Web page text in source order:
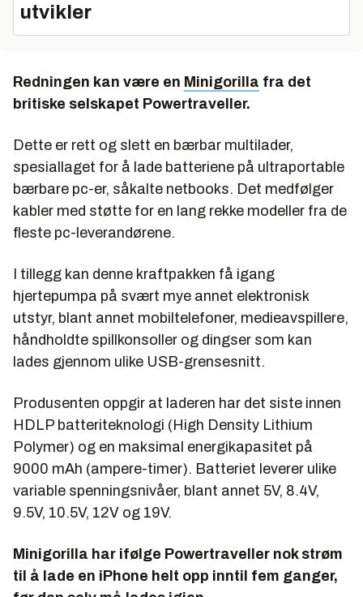
utvikler
Redningen kan være en Minigorilla fra det
britiske selskapet Powertraveller.
Dette er rett og slett en bærbar multilader,
spesiallaget for å lade batteriene på ultraportable
bærbare pc-er, såkalte netbooks. Det medfølger
kabler med støtte for en lang rekke modeller fra de
fleste pc-leverandørene.
I tillegg kan denne kraftpakken få igang
hjertepumpa på svært mye annet elektronisk
utstyr, blant annet mobiltelefoner, medieavspillere,
håndholdte spillkonsoller og dingser som kan
lades gjennom ulike USB-grensesnitt.
Produsenten oppgir at laderen har det siste innen
HDLP batteriteknologi (High Density Lithium
Polymer) og en maksimal energikapasitet på
9000 mAh (ampere-timer). Batteriet leverer ulike
variable spenningsnivåer, blant annet 5V, 8.4V,
9.5V, 10.5V, 12V og 19V.
Minigorilla har ifølge Powertraveller nok strøm
til å lade en iPhone helt opp inntil fem ganger,